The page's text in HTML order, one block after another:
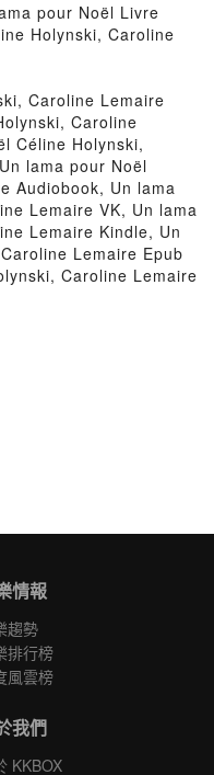
pour Noël Livre
Holynski, Caroline
Caroline Lemaire
Caroline
Céline Holynski,
lama pour Noël
Audiobook, Un lama
Lemaire VK, Un lama
Lemaire Kindle, Un
Lemaire Epub
Caroline Lemaire
情報
趨勢
排行榜
風雲榜
我們
KKBOX